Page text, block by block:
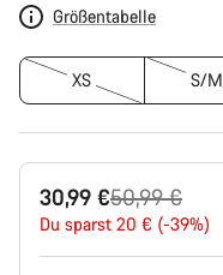
Größentabelle
XS S/M
30,99 €
Ursprungspreis
50,99 €
Du sparst 20 € (-39%)